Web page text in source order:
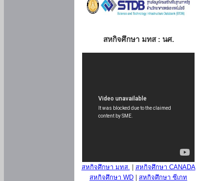
สหกิจศึกษา มทส : นศ.
สหกิจศึกษา มทส.
สหกิจศึกษา CANADA
สหกิจศึกษา WD
สหกิจศึกษา ซีเกท